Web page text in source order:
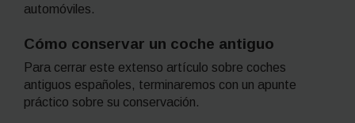
automóviles.
Cómo conservar un coche antiguo
Para cerrar este extenso artículo sobre coches
antiguos españoles, terminaremos con un apunte
práctico sobre su conservación.